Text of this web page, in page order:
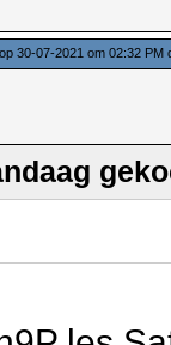
30-07-2021 om 02:32 PM